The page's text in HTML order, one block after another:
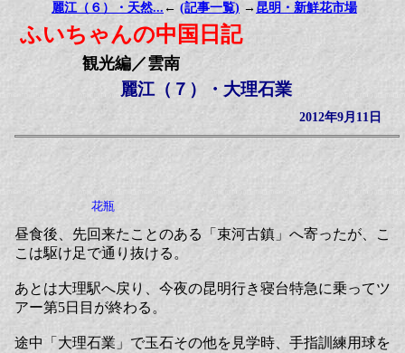
麗江（６）・天然... ← (記事一覧) → 昆明・新鮮花市場
ふいちゃんの中国日記
観光編／雲南
麗江（７）・大理石業
2012年9月11日
花瓶
昼食後、先回来たことのある「束河古鎮」へ寄ったが、こ
こは駆け足で通り抜ける。
あとは大理駅へ戻り、今夜の昆明行き寝台特急に乗ってツ
アー第5日目が終わる。
途中「大理石業」で玉石その他を見学時、手指訓練用球を